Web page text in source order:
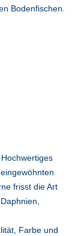
Bodenfischen.
frisst die Art
Farbe und